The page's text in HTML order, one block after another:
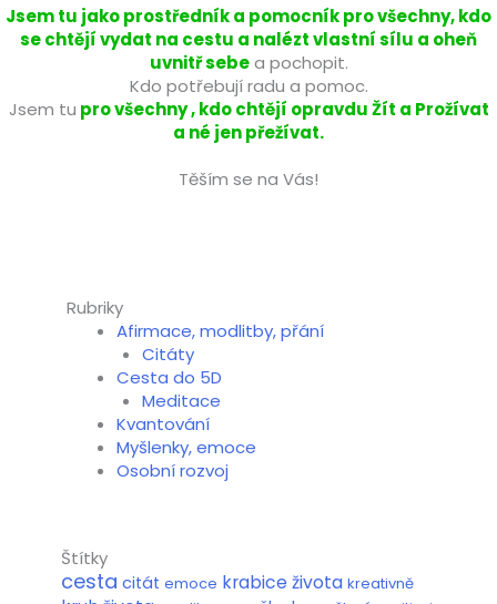
Jsem tu jako prostředník a pomocník pro všechny, kdo
se chtějí vydat na cestu a nalézt vlastní sílu a oheň
uvnitř sebea pochopit.
Kdo potřebují radu a pomoc.
Jsem tu pro všechny , kdo chtějí opravdu Žít a Prožívat
a né jen přežívat.
Těším se na Vás!
Rubriky
Afirmace, modlitby, přání
Citáty
Cesta do 5D
Meditace
Kvantování
Myšlenky, emoce
Osobní rozvoj
Štítky
cesta citát emoce krabice života kreativně